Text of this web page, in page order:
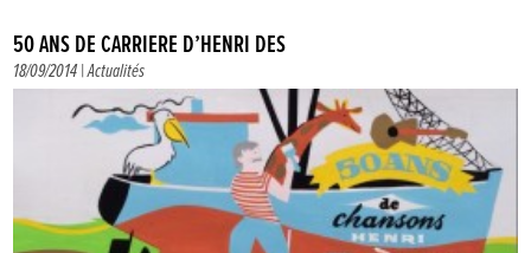
50 ANS DE CARRIÈRE D’HENRI DÈS
18/09/2014 |Actualités